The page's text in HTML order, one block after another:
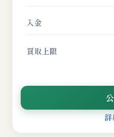
入金
買取上限